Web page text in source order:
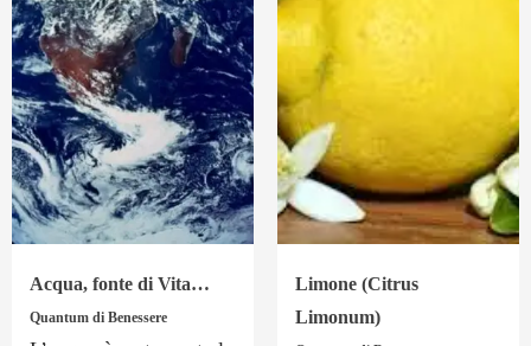
Acqua, fonte di Vita…
Quantum di Benessere
Limone (Citrus
Limonum)